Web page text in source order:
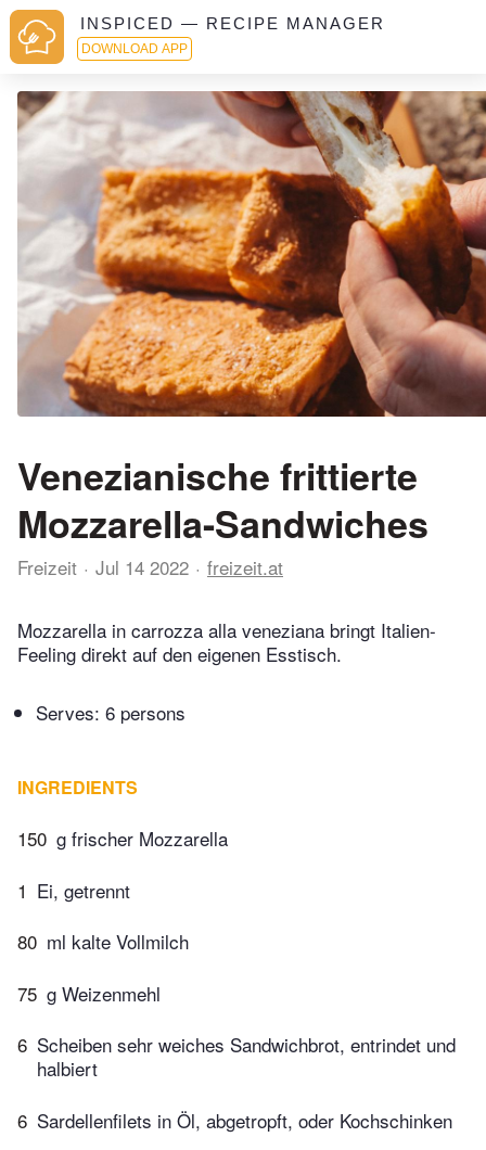
INSPICED — RECIPE MANAGER
DOWNLOAD APP
Venezianische frittierte
Mozzarella-Sandwiches
Freizeit Jul 14 2022 freizeit.at
Mozzarella in carrozza alla veneziana bringt Italien-
Feeling direkt auf den eigenen Esstisch.
Serves: 6 persons
INGREDIENTS
150 g frischer Mozzarella
1 Ei, getrennt
80 ml kalte Vollmilch
75 g Weizenmehl
6 Scheiben sehr weiches Sandwichbrot, entrindet und
halbiert
6 Sardellenfilets in Öl, abgetropft, oder Kochschinken